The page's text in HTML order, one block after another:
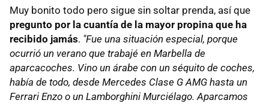
Muy bonito todo pero sigue sin soltar prenda, así que
pregunto por la cuantía de la mayor propina que ha
recibido jamás. "Fue una situación especial, porque
ocurrió un verano que trabajé en Marbella de
aparcacoches. Vino un árabe con un séquito de coches,
había de todo, desde Mercedes Clase G AMG hasta un
Ferrari Enzo o un Lamborghini Murciélago. Aparcamos